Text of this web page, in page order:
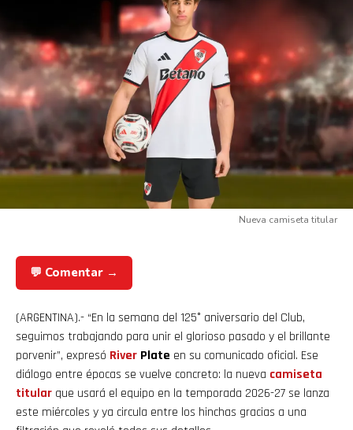
Nueva camiseta titular
💬 Comentar →
(ARGENTINA).- “En la semana del 125° aniversario del Club,
seguimos trabajando para unir el glorioso pasado y el brillante
porvenir”, expresó River Plate en su comunicado oficial. Ese
diálogo entre épocas se vuelve concreto: la nueva camiseta
titular que usará el equipo en la temporada 2026-27 se lanza
este miércoles y ya circula entre los hinchas gracias a una